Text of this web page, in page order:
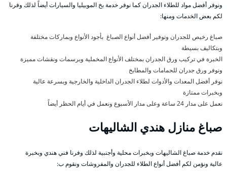
ونوفر أفضل مواد للطلاء الجدران كما نوفر خدمة بخ الموبيليا والسيارات أيضاً لذلك وفرنا
لكم بعض الخدمات ومنها:
صباغ رخيص للجدران وتوفير أفضل أنواع الصباغ بأجود الأنواع وبماركات مختلفة
وبتكاليف بسيطة
الخبرة في تركيب ورق الجدران بمختلف الأنواع المخملية وبرسمات ونقشات مميزة
ونوفر ورق جدران للحمامات والمطابخ
نوفر أفضل المعدات والأدوات لطلاء الجدران الداخلية والخارجية وبسرعة عالية
وبخبرات ممتازة
نعمل على مدار 24 ساعة وعلى مدار الأسبوع ونعمل في أيام الحظر أيضاً
صباغ منازل هندي الشاليهات
نقدم خدمة صباغ الشاليهات وبخبرات محلية وأجنبية لذلك وفرنا فني هندي وبخبرة
عالية ونؤمن لكم أفضل أنواع الطلاء للجدران والمفروشات ونقوم ب: